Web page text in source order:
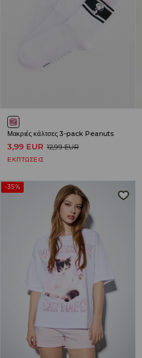
Μακριές κάλτσες 3-pack Peanuts
3,99 EUR 12,99 EUR
ΕΚΠΤΩΣΕΙΣ
-35%